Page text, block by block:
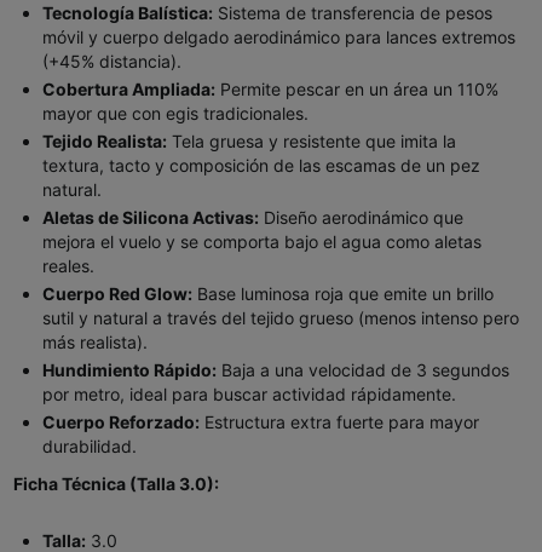
Tecnología Balística: Sistema de transferencia de pesos
móvil y cuerpo delgado aerodinámico para lances extremos
(+45% distancia).
Cobertura Ampliada: Permite pescar en un área un 110%
mayor que con egis tradicionales.
Tejido Realista: Tela gruesa y resistente que imita la
textura, tacto y composición de las escamas de un pez
natural.
Aletas de Silicona Activas: Diseño aerodinámico que
mejora el vuelo y se comporta bajo el agua como aletas
reales.
Cuerpo Red Glow: Base luminosa roja que emite un brillo
sutil y natural a través del tejido grueso (menos intenso pero
más realista).
Hundimiento Rápido: Baja a una velocidad de 3 segundos
por metro, ideal para buscar actividad rápidamente.
Cuerpo Reforzado: Estructura extra fuerte para mayor
durabilidad.
Ficha Técnica (Talla 3.0):
Talla: 3.0